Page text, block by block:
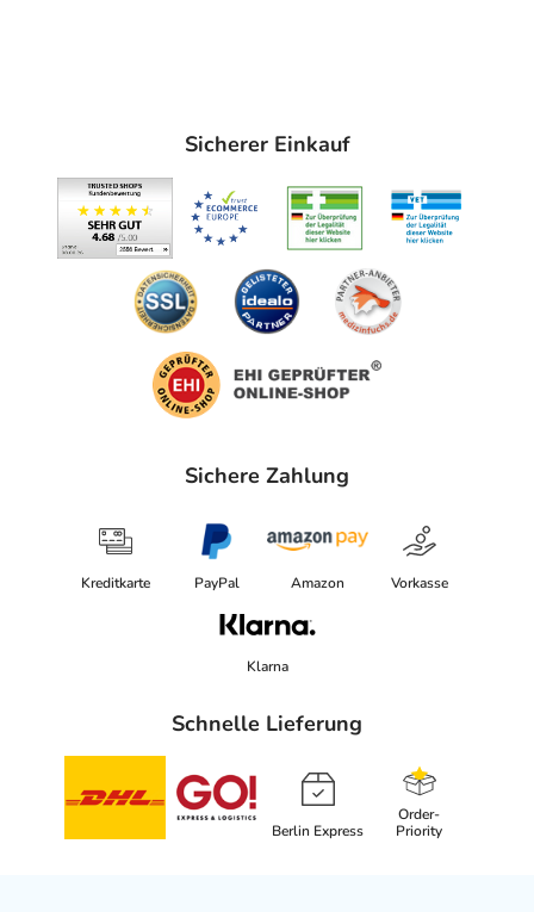
Sicherer Einkauf
Sichere Zahlung
Kreditkarte PayPal Amazon Vorkasse
Klarna
Schnelle Lieferung
Berlin Express
Order-
Priority